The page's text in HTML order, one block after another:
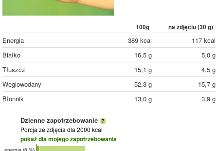
100g na zdjęciu (30 g)
Energia 389 kcal
117 kcal
Białko
16,5 g
5,0 g
Tłuszcz
15,1 g
4,5 g
Węglowodany
52,3 g
15,7 g
Błonnik
13,0 g 3,9 g
Dzienne zapotrzebowanie
Porcja ze zdjęcia dla 2000 kcal
pokaż dla mojego zapotrzebowania
energia (6 %)